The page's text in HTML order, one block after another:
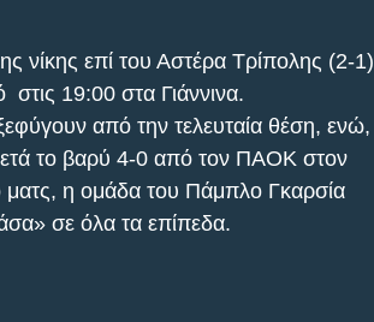
νίκης επί του Αστέρα Τρίπολης (2-1)
στις 19:00 στα Γιάννινα.
από την τελευταία θέση, ενώ,
το βαρύ 4-0 από τον ΠΑΟΚ στον
ματς, η ομάδα του Πάμπλο Γκαρσία
σε όλα τα επίπεδα.